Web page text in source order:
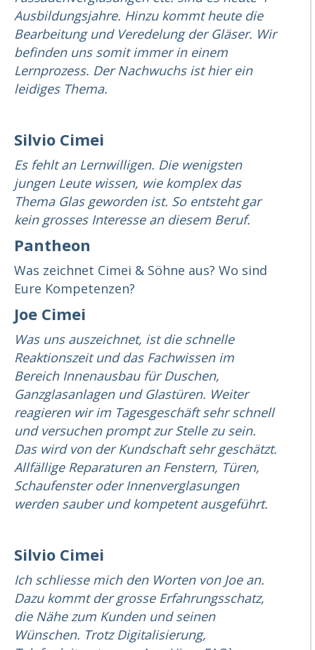
Ausbildungsjahre. Hinzu kommt heute die
Bearbeitung und Veredelung der Gläser. Wir
befinden uns somit immer in einem
Lernprozess. Der Nachwuchs ist hier ein
leidiges Thema.
Silvio Cimei
Es fehlt an Lernwilligen. Die wenigsten
jungen Leute wissen, wie komplex das
Thema Glas geworden ist. So entsteht gar
kein grosses Interesse an diesem Beruf.
Pantheon
Was zeichnet Cimei & Söhne aus? Wo sind
Eure Kompetenzen?
Joe Cimei
Was uns auszeichnet, ist die schnelle
Reaktionszeit und das Fachwissen im
Bereich Innenausbau für Duschen,
Ganzglasanlagen und Glastüren. Weiter
reagieren wir im Tagesgeschäft sehr schnell
und versuchen prompt zur Stelle zu sein.
Das wird von der Kundschaft sehr geschätzt.
Allfällige Reparaturen an Fenstern, Türen,
Schaufenster oder Innenverglasungen
werden sauber und kompetent ausgeführt.
Silvio Cimei
Ich schliesse mich den Worten von Joe an.
Dazu kommt der grosse Erfahrungsschatz,
die Nähe zum Kunden und seinen
Wünschen. Trotz Digitalisierung,